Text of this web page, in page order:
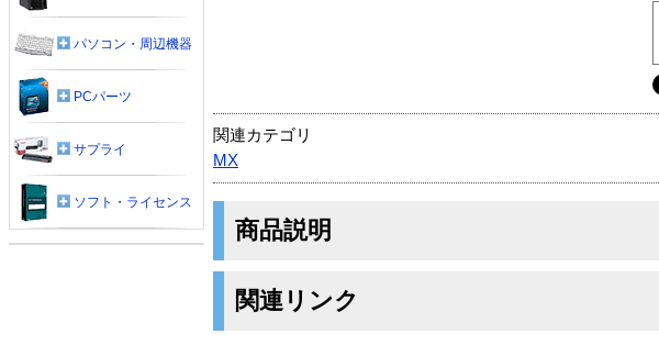
関連カテゴリ
MX
商品説明
関連リンク
パソコン・周辺機器
PCパーツ
サプライ
ソフト・ライセンス